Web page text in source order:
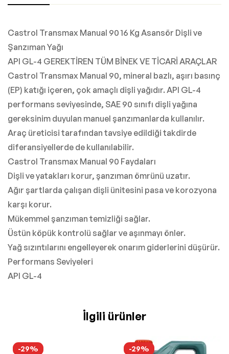
Castrol Transmax Manual 90 16 Kg Asansör Dişli ve
Şanzıman Yağı
API GL-4 GEREKTİREN TÜM BİNEK VE TİCARİ ARAÇLAR
Castrol Transmax Manual 90, mineral bazlı, aşırı basınç
(EP) katığı içeren, çok amaçlı dişli yağıdır. API GL-4
performans seviyesinde, SAE 90 sınıfı dişli yağına
gereksinim duyulan manuel şanzımanlarda kullanılır.
Araç üreticisi tarafından tavsiye edildiği takdirde
diferansiyellerde de kullanılabilir.
Castrol Transmax Manual 90 Faydaları
Dişli ve yatakları korur, şanzıman ömrünü uzatır.
Ağır şartlarda çalışan dişli ünitesini pasa ve korozyona
karşı korur.
Mükemmel şanzıman temizliği sağlar.
Üstün köpük kontrolü sağlar ve aşınmayı önler.
Yağ sızıntılarını engelleyerek onarım giderlerini düşürür.
Performans Seviyeleri
API GL-4
İlgili ürünler
-29% -29%